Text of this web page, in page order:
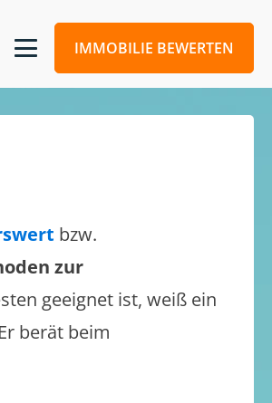
IMMOBILIE BEWERTEN
bzw.
zur
geeignet ist, weiß ein
berät beim